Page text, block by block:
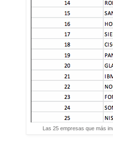
Las 25 empresas que más